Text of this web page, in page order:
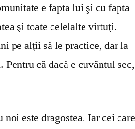
e fapta lui şi cu fapta
şi toate celelalte virtuţi.
pe alţii să le practice, dar la
că dacă e cuvântul sec,
este dragostea. Iar cei care